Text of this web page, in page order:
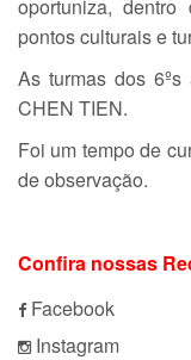
oportuniza,
pontos culturais e
As turmas dos 6ºs
CHEN TIEN.
Foi um tempo de
de observação.
Confira nossas
Facebook
Instagram